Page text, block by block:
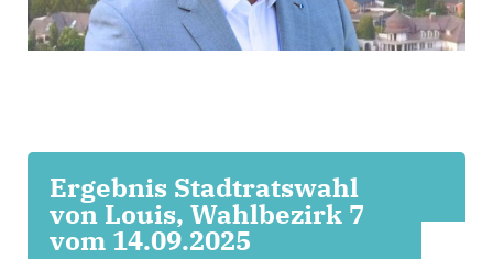
Ergebnis Stadtratswahl
von Louis, Wahlbezirk 7
vom 14.09.2025